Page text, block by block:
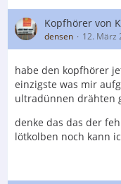
Kopfhörer von
densen 12. März
habe den kopfhörer
einzigste was mir
ultradünnen drähten
denke das das der
lötkolben noch kann